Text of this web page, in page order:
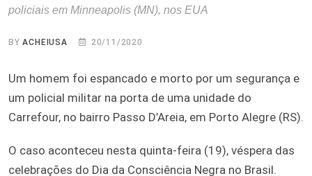
policiais em Minneapolis (MN), nos EUA
BYACHEIUSA 20/11/2020
Um homem foi espancado e morto por um segurança e
um policial militar na porta de uma unidade do
Carrefour, no bairro Passo D’Areia, em Porto Alegre (RS).
O caso aconteceu nesta quinta-feira (19), véspera das
celebrações do Dia da Consciência Negra no Brasil.